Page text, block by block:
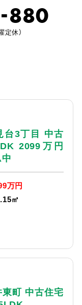
-880
休）
台3丁目 中古
2099万円
万円
㎡
町 中古住宅